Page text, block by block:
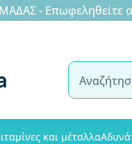
- Επωφεληθείτε
και μέταλλα